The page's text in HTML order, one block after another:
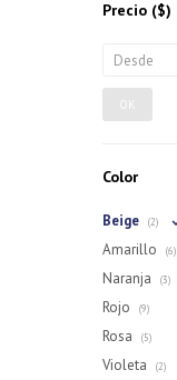
Precio ($)
OK
Color
Beige (2)
Amarillo (6)
Naranja (3)
Rojo (9)
Rosa (5)
Violeta (2)